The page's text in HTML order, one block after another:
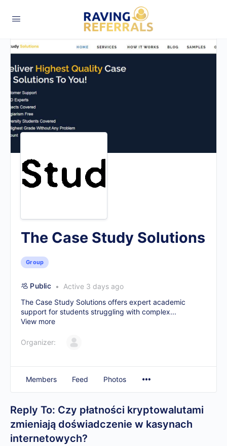
The Case Study Solutions
Group
Public
Active 3 days ago
The Case Study Solutions offers expert academic
support for students struggling with complex...
View more
Organizer:
Members Feed Photos
Reply To: Czy płatności kryptowalutami
zmieniają doświadczenie w kasynach
internetowych?